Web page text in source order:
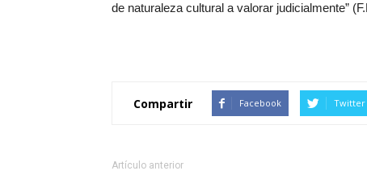
de naturaleza cultural a valorar judicialmente”
Compartir Facebook Twitter
Artículo anterior